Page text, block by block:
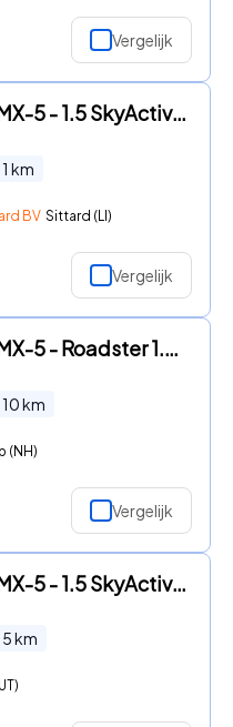
Vergelijk
Mazda MX-5 - 1.5 SkyActiv-G 132 Homura | Recaro sportstoelen | Brembo | R
1 km
BV Sittard (LI)
Vergelijk
Mazda MX-5 - Roadster 1.5 SkyActiv-G Exclusive-Line | voorraad voordeel |
10km
(NH)
Vergelijk
Mazda MX-5 - 1.5 SkyActiv-G 132 Kazari | Direct leverbaar | Nu met €3.000
5km